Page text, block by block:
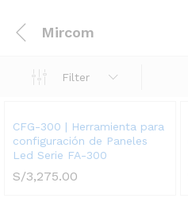
Mircom
Filter
CFG-300 | Herramienta para
configuración de Paneles
Led Serie FA-300
S/3,275.00